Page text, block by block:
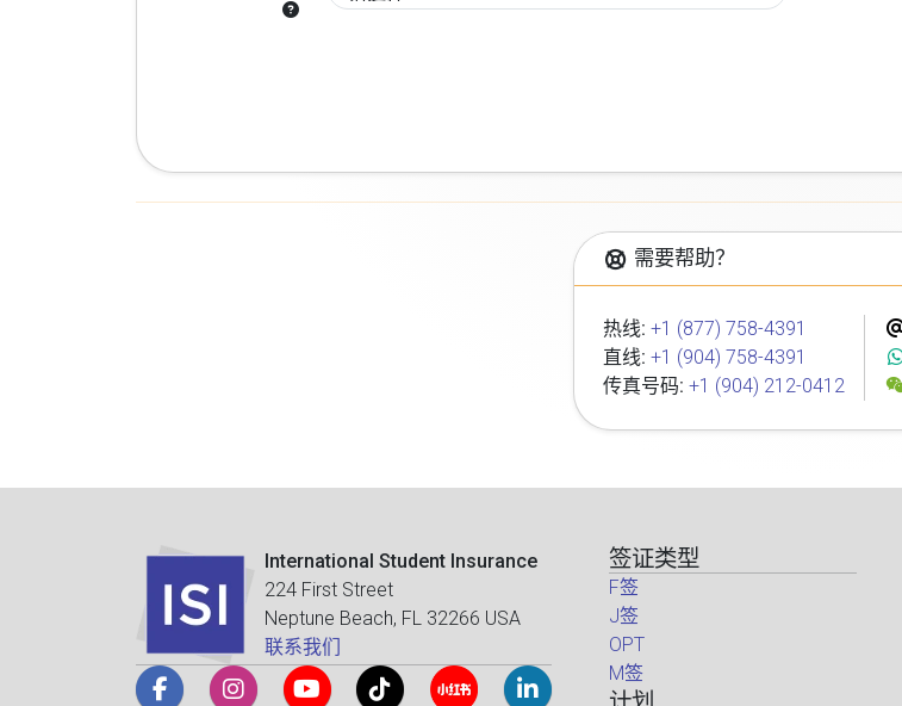
需要帮助？
热线: +1 (877) 758-4391
直线: +1 (904) 758-4391
传真号码: +1 (904) 212-0412
International Student Insurance
224 First Street
Neptune Beach, FL 32266 USA
联系我们
签证类型
F签
J签
OPT
M签